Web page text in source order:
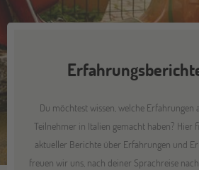
Du möchtest wissen, welche Erfahrungen
Teilnehmer in Italien gemacht haben? Hier
aktueller Berichte über Erfahrungen und
freuen wir uns, nach deiner Sprachreise